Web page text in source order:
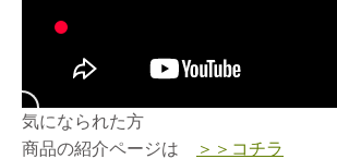
気になられた方
商品の紹介ページは
＞＞コチラ